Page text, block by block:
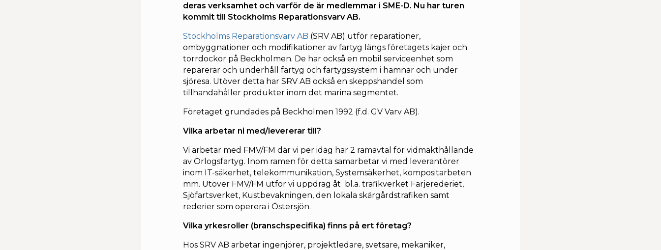
deras verksamhet och varför de är medlemmar i SME-D. Nu har turen
kommit till Stockholms Reparationsvarv AB.
Stockholms Reparationsvarv AB (SRV AB) utför reparationer,
ombyggnationer och modifikationer av fartyg längs företagets kajer och
torrdockor på Beckholmen. De har också en mobil serviceenhet som
reparerar och underhåll fartyg och fartygssystem i hamnar och under
sjöresa. Utöver detta har SRV AB också en skeppshandel som
tillhandahåller produkter inom det marina segmentet.
Företaget grundades på Beckholmen 1992 (f.d. GV Varv AB).
Vilka arbetar ni med/levererar till?
Vi arbetar med FMV/FM där vi per idag har 2 ramavtal för vidmakthållande
av Örlogsfartyg. Inom ramen för detta samarbetar vi med leverantörer
inom IT-säkerhet, telekommunikation, Systemsäkerhet, kompositarbeten
mm. Utöver FMV/FM utför vi uppdrag åt bl.a. trafikverket Färjerederiet,
Sjöfartsverket, Kustbevakningen, den lokala skärgårdstrafiken samt
rederier som operera i Östersjön.
Vilka yrkesroller (branschspecifika) finns på ert företag?
Hos SRV AB arbetar ingenjörer, projektledare, svetsare, mekaniker,